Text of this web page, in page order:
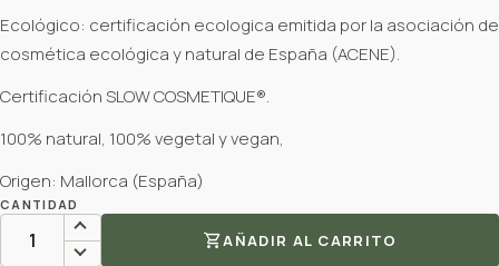
Ecológico: certificación ecologica emitida por la asociación de
cosmética ecológica y natural de España (ACENE).
Certificación SLOW COSMETIQUE®.
100% natural, 100% vegetal y vegan,
Origen: Mallorca (España)
CANTIDAD
shopping_cartAÑADIR AL CARRITO